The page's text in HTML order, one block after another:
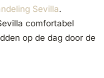
Sevilla.
comfortabel
op de dag door de